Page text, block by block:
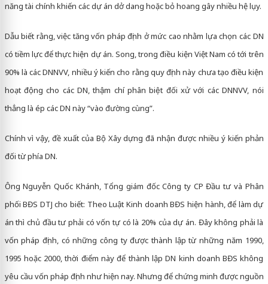
năng tài chính khiến các dự án dở dang hoặc bỏ hoang gây nhiều hệ lụy.
Dẫu biết rằng, việc tăng vốn pháp định ở mức cao nhằm lựa chọn các DN
có tiềm lực để thực hiện dự án. Song, trong điều kiện Việt Nam có tới trên
90% là các DNNVV, nhiều ý kiến cho rằng quy định này chưa tạo điều kiện
hoạt động cho các DN, thậm chí phân biệt đối xử với các DNNVV, nói
thẳng là ép các DN này “vào đường cùng”.
Chính vì vậy, đề xuất của Bộ Xây dựng đã nhận được nhiều ý kiến phản
đối từ phía DN.
Ông Nguyễn Quốc Khánh, Tổng giám đốc Công ty CP Đầu tư và Phân
phối BĐS DTJ cho biết: Theo Luật Kinh doanh BĐS hiện hành, để làm dự
án thì chủ đầu tư phải có vốn tự có là 20% của dự án. Đây không phải là
vốn pháp định, có những công ty được thành lập từ những năm 1990,
1995 hoặc 2000, thời điểm này để thành lập DN kinh doanh BĐS không
yêu cầu vốn pháp định như hiện nay. Nhưng để chứng minh được nguồn